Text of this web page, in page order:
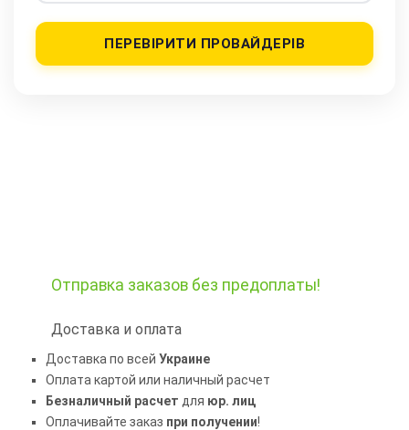
ПЕРЕВІРИТИ ПРОВАЙДЕРІВ
Отправка заказов без предоплаты!
Доставка и оплата
Доставка по всей Украине
Оплата картой или наличный расчет
Безналичный расчет для юр. лиц
Оплачивайте заказ при получении!